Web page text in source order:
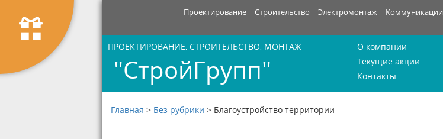
Проектирование Строительство Электромонтаж Коммуникации
ПРОЕКТИРОВАНИЕ, СТРОИТЕЛЬСТВО, МОНТАЖ
"СтройГрупп"
О компании
Текущие акции
Контакты
Главная > Без рубрики > Благоустройство территории